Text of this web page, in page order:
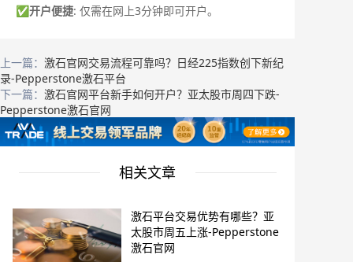
✅开户便捷: 仅需在网上3分钟即可开户。
上一篇： 激石官网交易流程可靠吗？日经225指数创下新纪
录-Pepperstone激石平台
下一篇： 激石官网平台新手如何开户？亚太股市周四下跌-
Pepperstone激石官网
相关文章
激石平台交易优势有哪些？亚
太股市周五上涨-Pepperstone
激石官网